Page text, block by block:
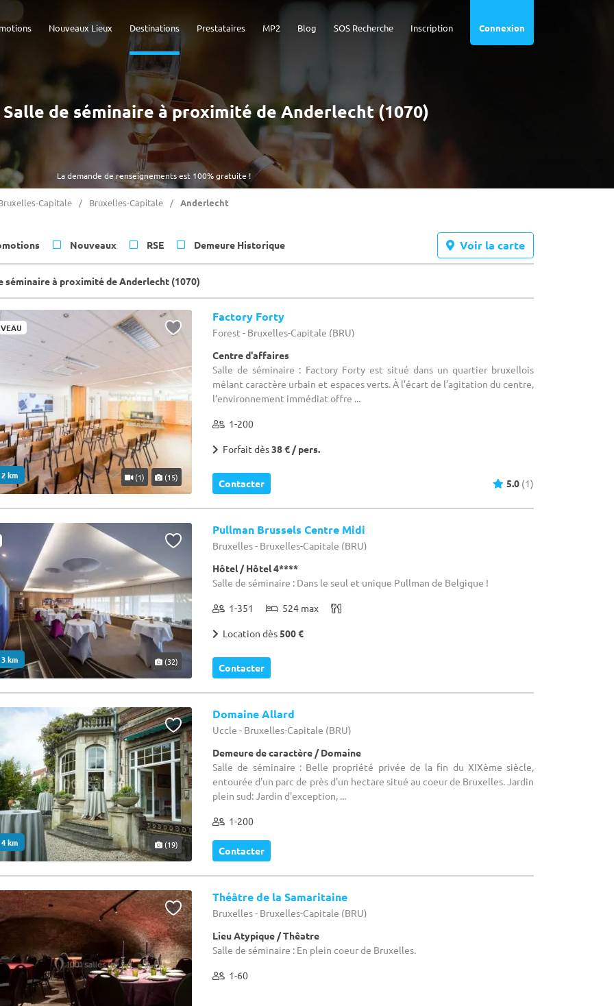
Connexion
Inscription
SOS Recherche
Blog
MP2
Prestataires
Destinations
Nouveaux Lieux
La demande de renseignements est 100% gratuite !
de séminaire à proximité de Anderlecht (1070)
Capitale Bruxelles-Capitale Anderlecht
Nouveaux RSE Demeure Historique Voir la carte
séminaire à proximité de Anderlecht (1070)
km (1) (15)
Factory Forty
Forest - Bruxelles-Capitale (BRU)
Centre d'affaires
Salle de séminaire : Factory Forty est situé dans un quartier bruxellois
mêlant caractère urbain et espaces verts. À l’écart de l’agitation du centre,
l’environnement immédiat offre ...
1-200
Forfait dès38 € / pers.
Contacter 5.0 (1)
km (32)
Pullman Brussels Centre Midi
Bruxelles - Bruxelles-Capitale (BRU)
Hôtel / Hôtel 4****
Salle de séminaire : Dans le seul et unique Pullman de Belgique !
1-351 524 max
Location dès500 €
Contacter
km (19)
Domaine Allard
Uccle - Bruxelles-Capitale (BRU)
Demeure de caractère / Domaine
Salle de séminaire : Belle propriété privée de la fin du XIXème siècle,
entourée d'un parc de près d'un hectare situé au coeur de Bruxelles. Jardin
plein sud: Jardin d'exception, ...
1-200
Contacter
Théâtre de la Samaritaine
Bruxelles - Bruxelles-Capitale (BRU)
Lieu Atypique / Thêatre
Salle de séminaire : En plein coeur de Bruxelles.
1-60